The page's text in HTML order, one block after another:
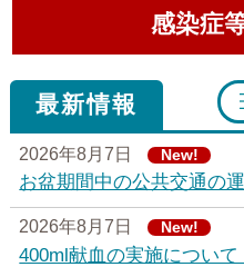
感染症
最新情報
2026年8月7日 New!
お盆期間中の公共交通の
2026年8月7日 New!
400ml献血の実施について